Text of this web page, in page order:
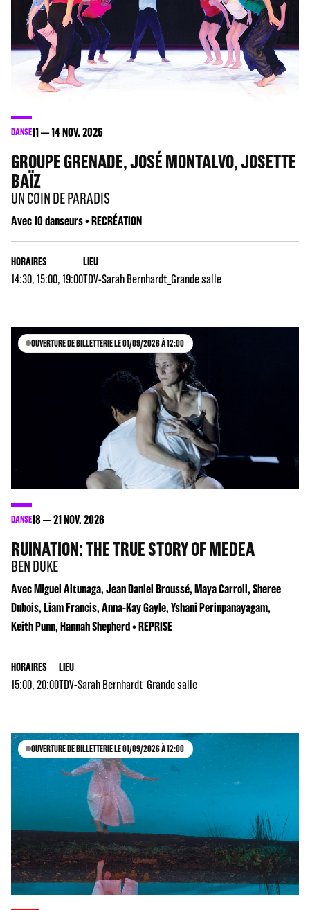
DANSE11 14NOV. 2026
GROUPE GRENADE, JOSÉ MONTALVO, JOSETTE
BAÏZ
UN COIN DE PARADIS
Avec 10 danseurs • RECRÉATION
HORAIRES
14:30, 15:00, 19:00
LIEU
TDV-Sarah Bernhardt_Grande salle
OUVERTURE DE BILLETTERIE LE 01/09/2026 À 12:00
DANSE18 21NOV. 2026
RUINATION: THE TRUE STORY OF MEDEA
BEN DUKE
Avec Miguel Altunaga, Jean Daniel Broussé, Maya Carroll, Sheree
Dubois, Liam Francis, Anna-Kay Gayle, Yshani Perinpanayagam,
Keith Punn, Hannah Shepherd • REPRISE
HORAIRES
15:00, 20:00
LIEU
TDV-Sarah Bernhardt_Grande salle
OUVERTURE DE BILLETTERIE LE 01/09/2026 À 12:00